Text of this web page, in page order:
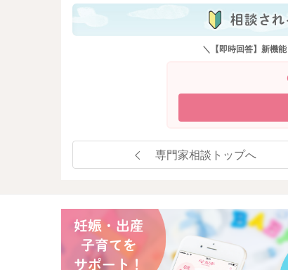
＼【即時回答】新機
専門家相談トップへ